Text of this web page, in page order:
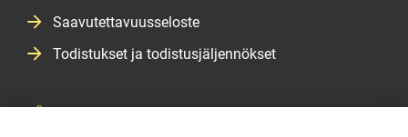
Saavutettavuusseloste
Todistukset ja todistusjäljennökset
Salasanan vaihtopalvelu